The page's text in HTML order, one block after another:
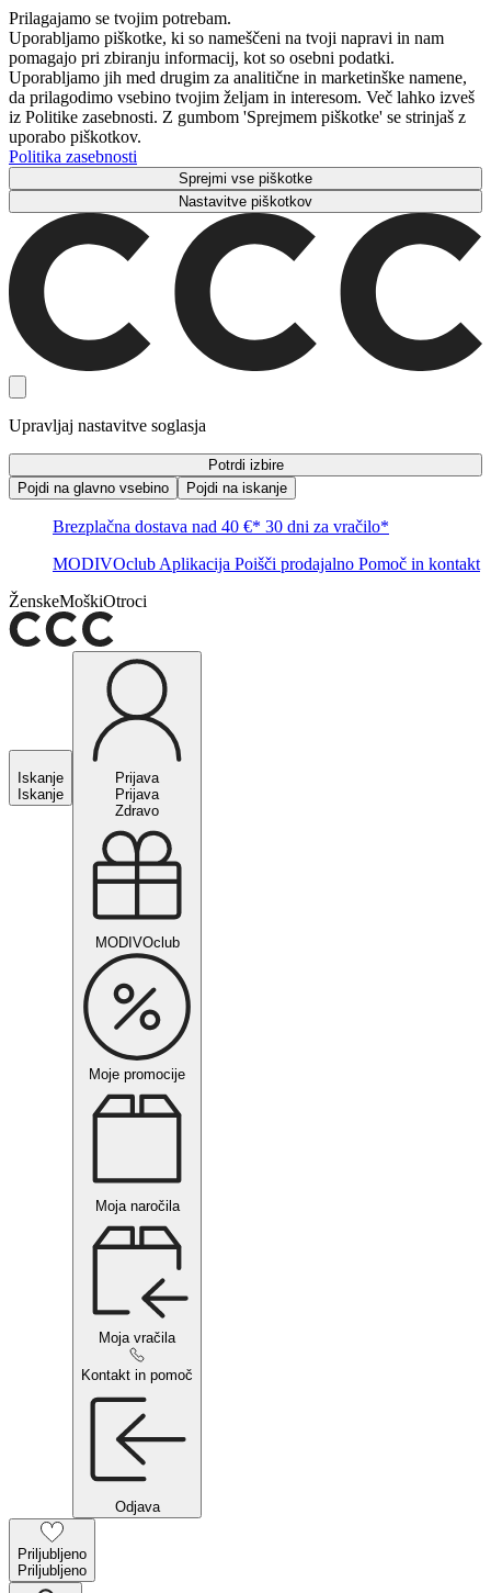
Prilagajamo se tvojim potrebam.
Uporabljamo piškotke, ki so nameščeni na tvoji napravi in ​​nam
pomagajo pri zbiranju informacij, kot so osebni podatki.
Uporabljamo jih med drugim za analitične in marketinške namene,
da prilagodimo vsebino tvojim željam in interesom. Več lahko izveš
iz Politike zasebnosti. Z gumbom 'Sprejmem piškotke' se strinjaš z
uporabo piškotkov.
Politika zasebnosti
Sprejmi vse piškotke
Nastavitve piškotkov
Upravljaj nastavitve soglasja
Potrdi izbire
Pojdi na glavno vsebino
Pojdi na iskanje
Brezplačna dostava nad 40 €* 30 dni za vračilo*
MODIVOclub Aplikacija Poišči prodajalno Pomoč in kontakt
ŽenskeMoškiOtroci
Iskanje
Iskanje
Prijava
Prijava
Zdravo
MODIVOclub
Moje promocije
Moja naročila
Moja vračila
Kontakt in pomoč
Odjava
Priljubljeno
Priljubljeno